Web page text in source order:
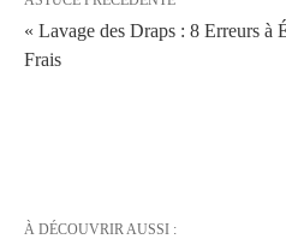
« Lavage des Draps : 8 Erreurs à
Frais
À DÉCOUVRIR AUSSI :